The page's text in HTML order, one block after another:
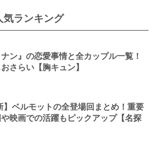
気ランキング
ナン』の恋愛事情と全カップル一覧！
さらい【胸キュン】
】ベルモットの全登場回まとめ！重要
映画での活躍もピックアップ【名探